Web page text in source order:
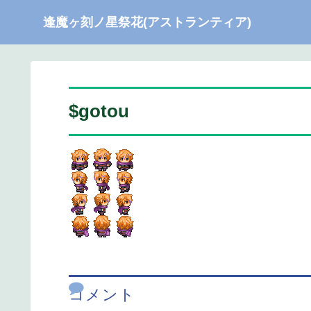
逢魔ヶ刻ノ星祭花(アストランティア)
$gotou
コメント